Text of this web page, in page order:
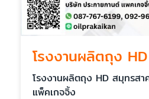
โรงงานผลิตถุง
โรงงานผลิตถุง HD สมุทรสา
แพ็คเกจจิ้ง